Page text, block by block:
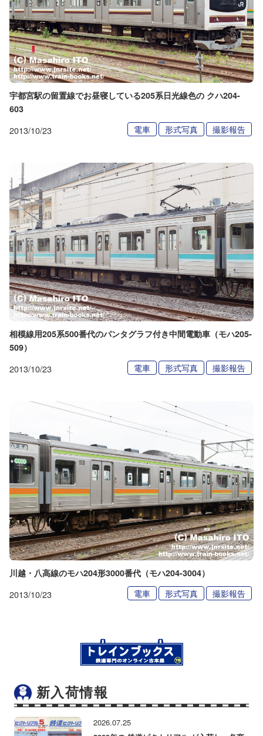
宇都宮駅の留置線でお昼寝している205系日光線色の クハ204-
603
2013/10/23 電車 形式写真 撮影報告
相模線用205系500番代のパンタグラフ付き中間電動車（モハ205-
509）
2013/10/23 電車 形式写真 撮影報告
川越・八高線のモハ204形3000番代（モハ204-3004）
2013/10/23 電車 形式写真 撮影報告
新入荷情報
2026.07.25